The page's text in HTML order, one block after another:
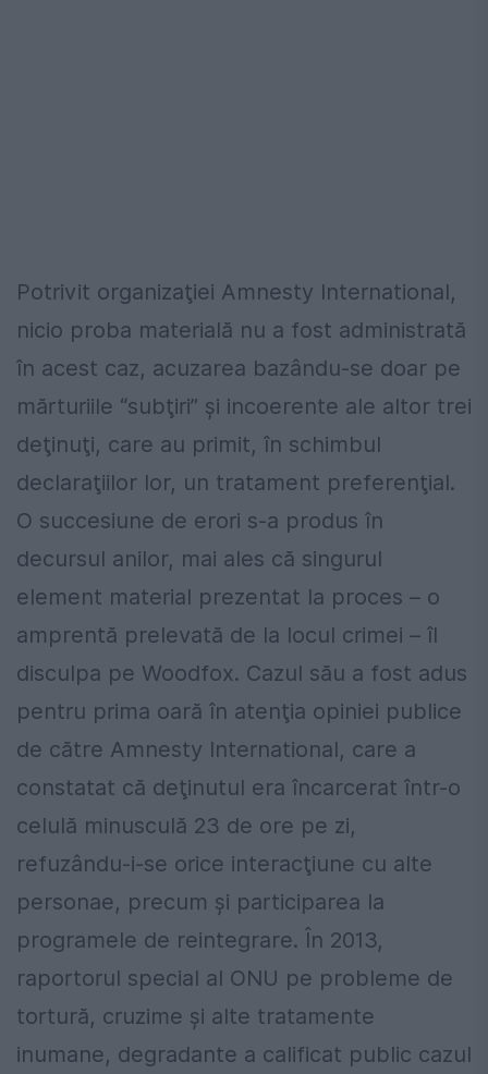
Potrivit organizaţiei Amnesty International,
nicio proba materială nu a fost administrată
în acest caz, acuzarea bazându-se doar pe
mărturiile “subţiri” şi incoerente ale altor trei
deţinuţi, care au primit, în schimbul
declaraţiilor lor, un tratament preferenţial.
O succesiune de erori s-a produs în
decursul anilor, mai ales că singurul
element material prezentat la proces – o
amprentă prelevată de la locul crimei – îl
disculpa pe Woodfox. Cazul său a fost adus
pentru prima oară în atenţia opiniei publice
de către Amnesty International, care a
constatat că deţinutul era încarcerat într-o
celulă minusculă 23 de ore pe zi,
refuzându-i-se orice interacţiune cu alte
personae, precum şi participarea la
programele de reintegrare. În 2013,
raportorul special al ONU pe probleme de
tortură, cruzime şi alte tratamente
inumane, degradante a calificat public cazul